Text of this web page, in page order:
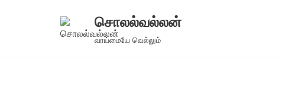
சொலல்வல்லன்
வாய்மையே வெல்லும்